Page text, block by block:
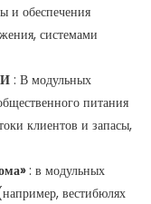
и обеспечения
системами
: В модульных
питания
клиентов и запасы,
: в модульных
вестибюлях